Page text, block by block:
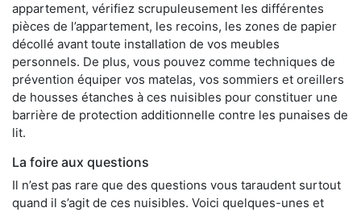
appartement, vérifiez scrupuleusement les différentes
pièces de l’appartement, les recoins, les zones de papier
décollé avant toute installation de vos meubles
personnels. De plus, vous pouvez comme techniques de
prévention équiper vos matelas, vos sommiers et oreillers
de housses étanches à ces nuisibles pour constituer une
barrière de protection additionnelle contre les punaises de
lit.
La foire aux questions
Il n’est pas rare que des questions vous taraudent surtout
quand il s’agit de ces nuisibles. Voici quelques-unes et